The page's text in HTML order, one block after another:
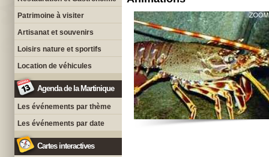
Patrimoine à visiter
Artisanat et souvenirs
Loisirs nature et sportifs
Location de véhicules
Agenda de la Martinique
Les événements par thème
Les événements par date
Cartes interactives